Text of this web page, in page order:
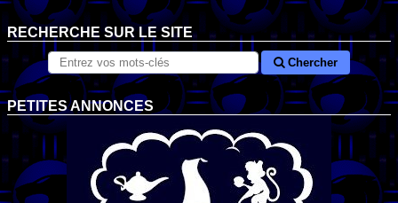
RECHERCHE SUR LE SITE
Chercher
PETITES ANNONCES